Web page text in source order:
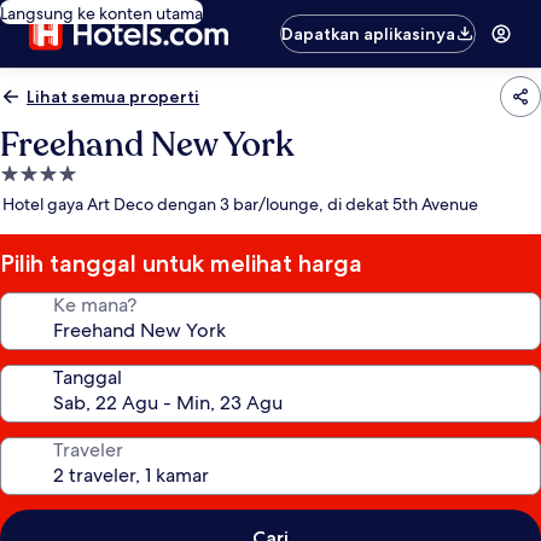
Langsung ke konten utama
Dapatkan aplikasinya
Lihat semua properti
Freehand New York
Properti
bintang
Hotel gaya Art Deco dengan 3 bar/lounge, di dekat 5th Avenue
Pilih tanggal untuk melihat harga
Ke mana?
Tanggal
Traveler